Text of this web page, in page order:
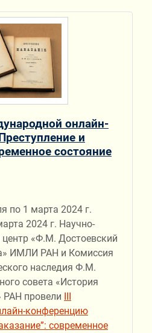
онлайн-
и
состояние
по 1 марта 2024 г.
2024 г. Научно-
центр «Ф.М. Достоевский
ИМЛИ РАН и Комиссия
наследия Ф.М.
совета «История
РАН провели III
конференцию
современное